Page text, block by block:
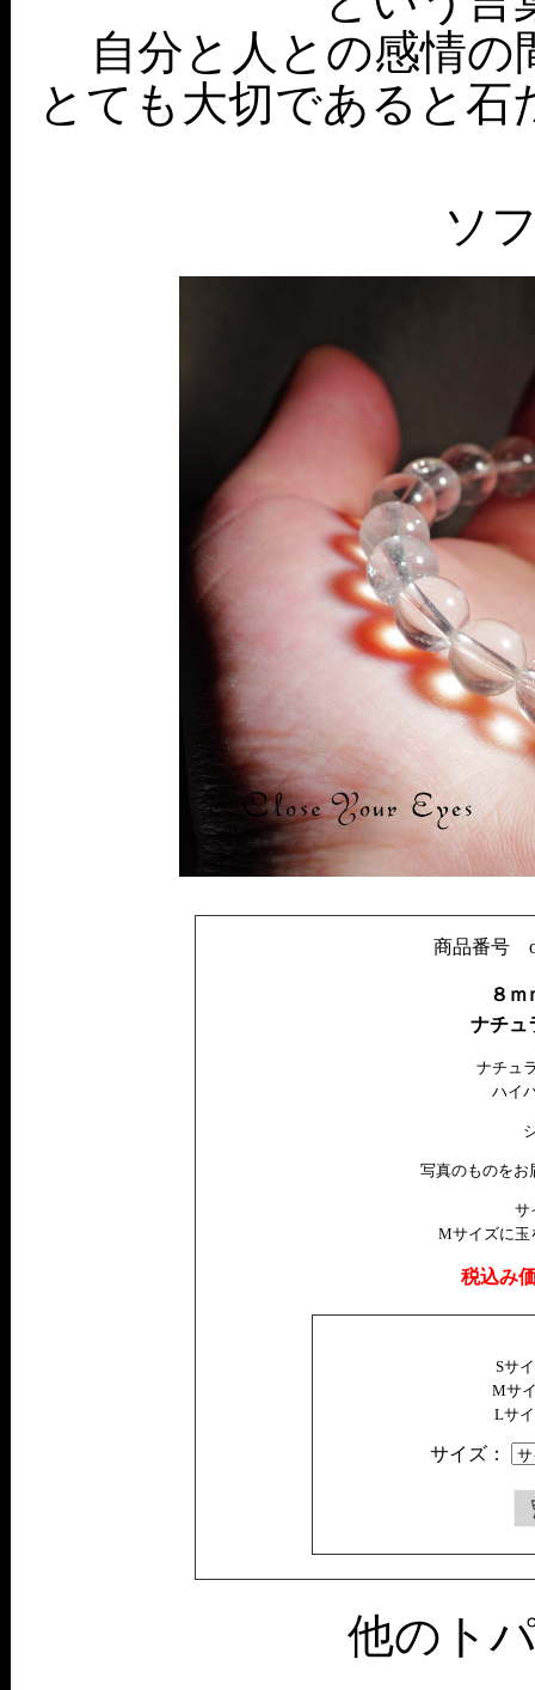
自分と人との感情
とても大切であると
ソ
商品番号
８ｍ
ナチ
ナチュ
ハイ
写真のものをお
サ
Mサイズに玉
税込み
Sサ
Mサ
Lサ
サイズ：
他のト